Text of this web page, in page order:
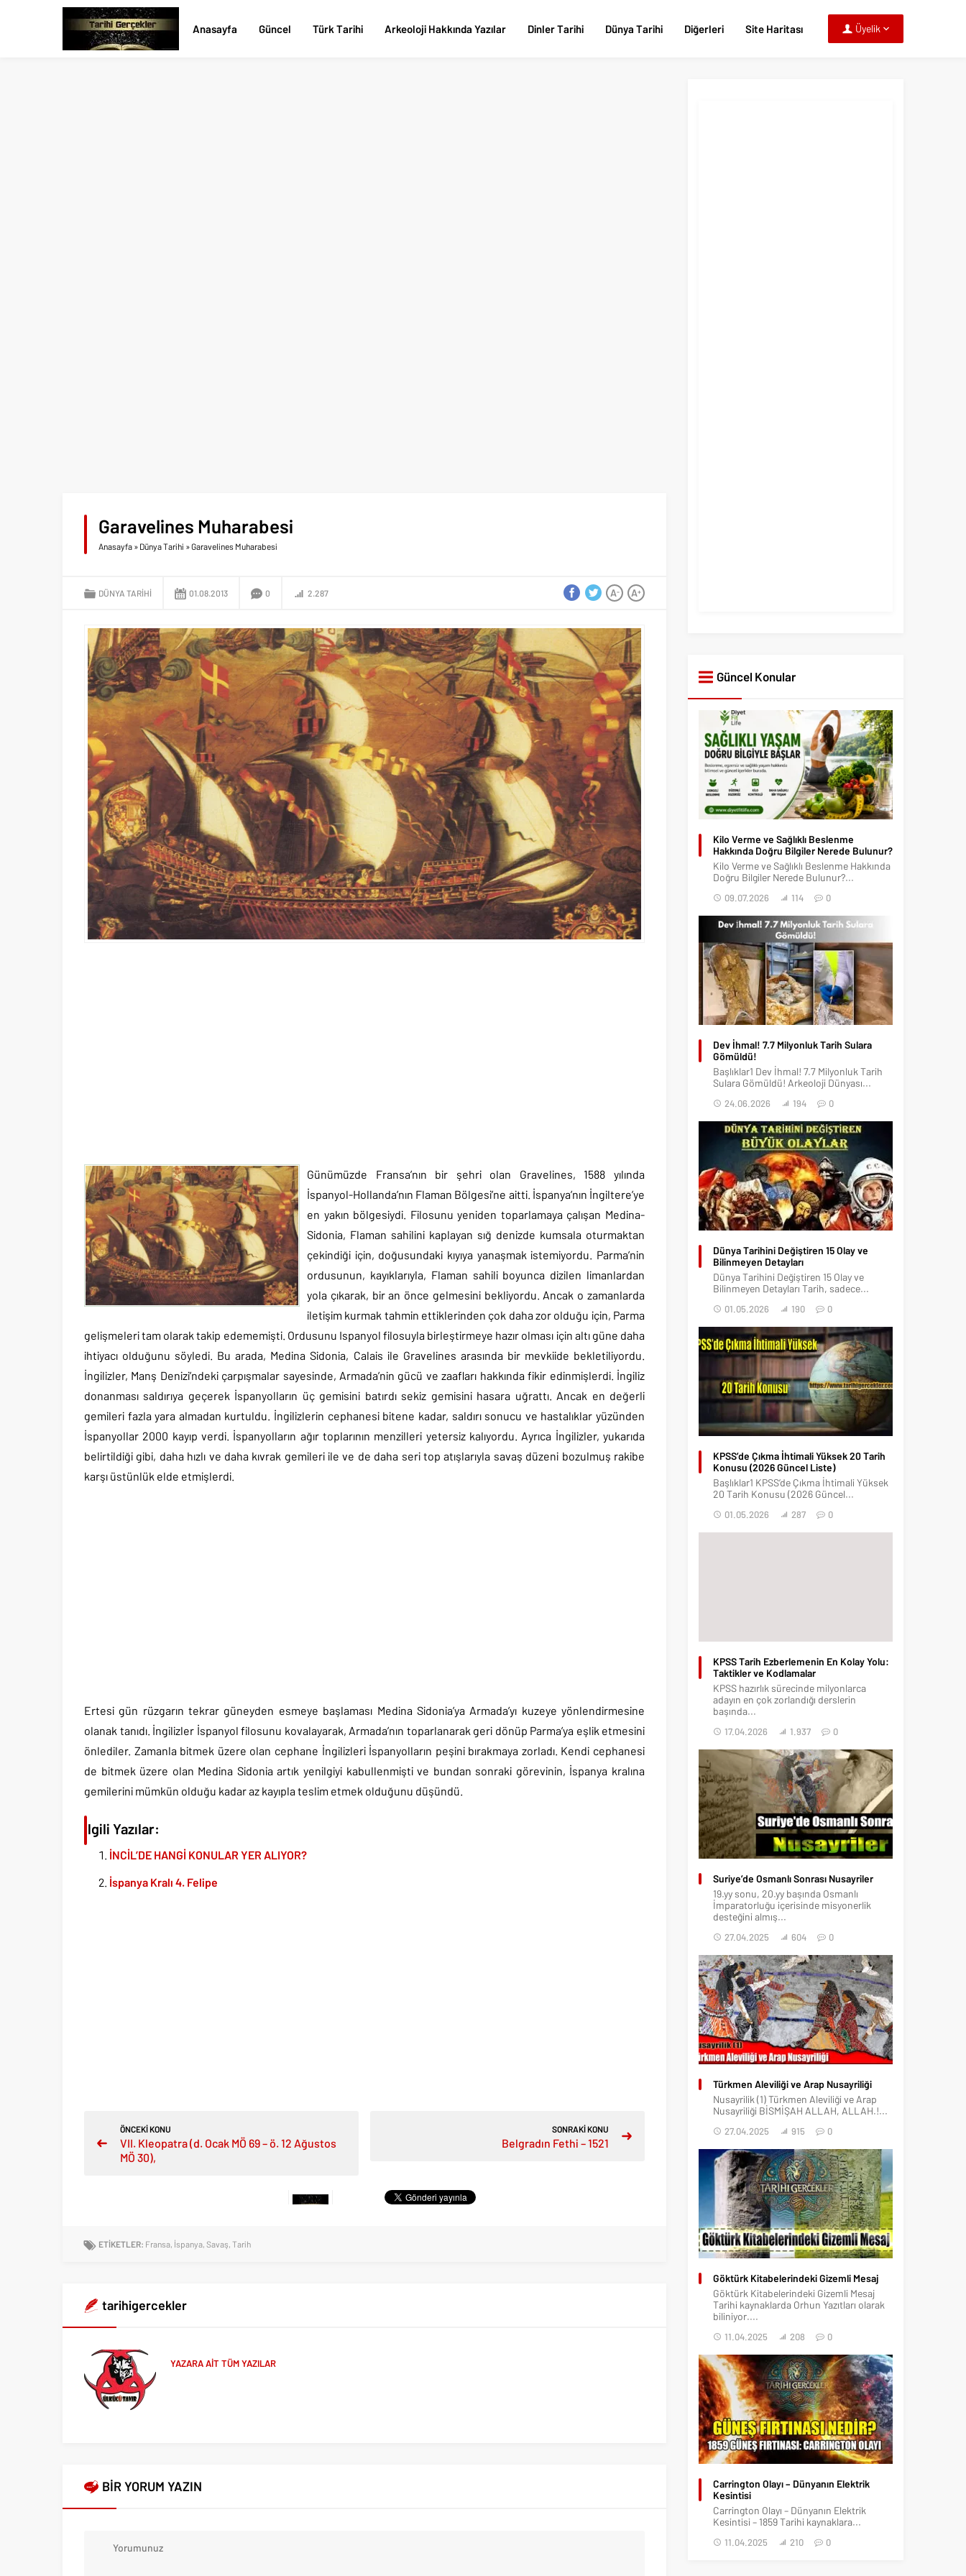
Üyelik
Anasayfa Güncel Türk Tarihi Arkeoloji Hakkında Yazılar Dinler Tarihi Dünya Tarihi Diğerleri Site Haritası
Garavelines Muharabesi
Anasayfa » Dünya Tarihi »Garavelines Muharabesi
DÜNYA TARIHI 01.08.2013 0 2.287 A+
A-
Günümüzde Fransa’nın bir şehri olan Gravelines, 1588 yılında
İspanyol-Hollanda’nın Flaman Bölgesi’ne aitti. İspanya’nın İngiltere’ye
en yakın bölgesiydi. Filosunu yeniden toparlamaya çalışan Medina-
Sidonia, Flaman sahilini kaplayan sığ denizde kumsala oturmaktan
çekindiği için, doğusundaki kıyıya yanaşmak istemiyordu. Parma’nin
ordusunun, kayıklarıyla, Flaman sahili boyunca dizilen limanlardan
yola çıkarak, bir an önce gelmesini bekliyordu. Ancak o zamanlarda
iletişim kurmak tahmin ettiklerinden çok daha zor olduğu için, Parma
gelişmeleri tam olarak takip edememişti. Ordusunu Ispanyol filosuyla birleştirmeye hazır olması için altı güne daha
ihtiyacı olduğunu söyledi. Bu arada, Medina Sidonia, Calais ile Gravelines arasında bir mevkiide bekletiliyordu.
İngilizler, Manş Denizi’ndeki çarpışmalar sayesinde, Armada’nin gücü ve zaafları hakkında fikir edinmişlerdi. İngiliz
donanması saldırıya geçerek İspanyolların üç gemisini batırdı sekiz gemisini hasara uğrattı. Ancak en değerli
gemileri fazla yara almadan kurtuldu. İngilizlerin cephanesi bitene kadar, saldırı sonucu ve hastalıklar yüzünden
İspanyollar 2000 kayıp verdi. İspanyolların ağır toplarının menzilleri yetersiz kalıyordu. Ayrıca İngilizler, yukarıda
belirtildiği gibi, daha hızlı ve daha kıvrak gemileri ile ve de daha seri top atışlarıyla savaş düzeni bozulmuş rakibe
karşı üstünlük elde etmişlerdi.
Ertesi gün rüzgarın tekrar güneyden esmeye başlaması Medina Sidonia’ya Armada’yı kuzeye yönlendirmesine
olanak tanıdı. İngilizler İspanyol filosunu kovalayarak, Armada’nın toparlanarak geri dönüp Parma’ya eşlik etmesini
önlediler. Zamanla bitmek üzere olan cephane İngilizleri İspanyolların peşini bırakmaya zorladı. Kendi cephanesi
de bitmek üzere olan Medina Sidonia artık yenilgiyi kabullenmişti ve bundan sonraki görevinin, İspanya kralına
gemilerini mümkün olduğu kadar az kayıpla teslim etmek olduğunu düşündü.
İlgili Yazılar:
İNCİL’DE HANGİ KONULAR YER ALIYOR?
İspanya Kralı 4. Felipe
ÖNCEKİ KONU
VII. Kleopatra (d. Ocak MÖ 69 – ö. 12 Ağustos
MÖ 30),
SONRAKİ KONU
Belgradın Fethi – 1521
ETİKETLER: Fransa, İspanya, Savaş, Tarih
tarihigercekler
YAZARA AİT TÜM YAZILAR
BİR YORUM YAZIN
Güncel Konular
Kilo Verme ve Sağlıklı Beslenme
Hakkında Doğru Bilgiler Nerede Bulunur?
Kilo Verme ve Sağlıklı Beslenme Hakkında
Doğru Bilgiler Nerede Bulunur?...
09.07.2026 114 0
Dev İhmal! 7.7 Milyonluk Tarih Sulara
Gömüldü!
Başlıklar1 Dev İhmal! 7.7 Milyonluk Tarih
Sulara Gömüldü! Arkeoloji Dünyası...
24.06.2026 194 0
Dünya Tarihini Değiştiren 15 Olay ve
Bilinmeyen Detayları
Dünya Tarihini Değiştiren 15 Olay ve
Bilinmeyen Detayları Tarih, sadece...
01.05.2026 190 0
KPSS’de Çıkma İhtimali Yüksek 20 Tarih
Konusu (2026 Güncel Liste)
Başlıklar1 KPSS’de Çıkma İhtimali Yüksek
20 Tarih Konusu (2026 Güncel...
01.05.2026 287 0
KPSS Tarih Ezberlemenin En Kolay Yolu:
Taktikler ve Kodlamalar
KPSS hazırlık sürecinde milyonlarca
adayın en çok zorlandığı derslerin
başında...
17.04.2026 1.937 0
Suriye’de Osmanlı Sonrası Nusayriler
19.yy sonu, 20.yy başında Osmanlı
İmparatorluğu içerisinde misyonerlik
desteğini almış...
27.04.2025 604 0
Türkmen Aleviliği ve Arap Nusayriliği
Nusayrilik (1) Türkmen Aleviliği ve Arap
Nusayriliği BİSMİŞAH ALLAH, ALLAH.!...
27.04.2025 915 0
Göktürk Kitabelerindeki Gizemli Mesaj
Göktürk Kitabelerindeki Gizemli Mesaj
Tarihi kaynaklarda Orhun Yazıtları olarak
biliniyor....
11.04.2025 208 0
Carrington Olayı – Dünyanın Elektrik
Kesintisi
Carrington Olayı – Dünyanın Elektrik
Kesintisi – 1859 Tarihi kaynaklara...
11.04.2025 210 0